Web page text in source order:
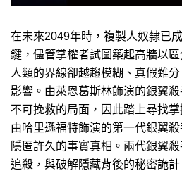
在未來2049年時，複製人奴隸已
鍵，儘管掌權者試圖築起高牆以
人類的界線卻越趨模糊、真假難
影響。由萊恩葛斯林飾演的銀翼
不可挽救的局面，因此踏上尋找
由哈里遜福特飾演的第一代銀翼
隱匿許久的事實真相。兩代銀翼
追殺，與破解隱藏背後的秘密詭